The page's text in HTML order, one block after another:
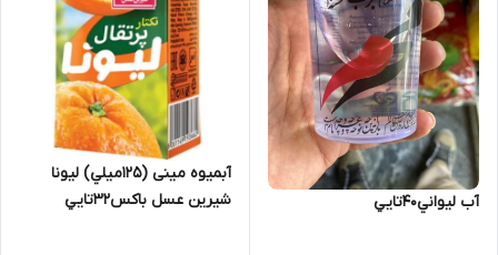
آب ليواني40تايي
ٔآبمیوه مینی (۱۲۵میلي) ليونا
شیرین عسل باكس32تايي